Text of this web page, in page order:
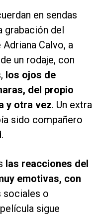
en sendas
grabación del
Calvo, a
un rodaje, con
los ojos de
del propio
y otra vez. Un extra
sido compañero
las reacciones del
emotivas, con
sociales o
sigue